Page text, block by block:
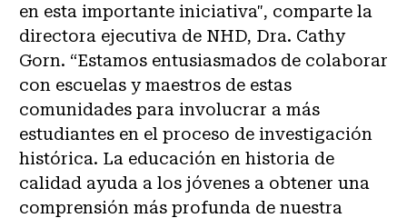
en esta importante iniciativa", comparte la
directora ejecutiva de NHD, Dra. Cathy
Gorn. “Estamos entusiasmados de colaborar
con escuelas y maestros de estas
comunidades para involucrar a más
estudiantes en el proceso de investigación
histórica. La educación en historia de
calidad ayuda a los jóvenes a obtener una
comprensión más profunda de nuestra